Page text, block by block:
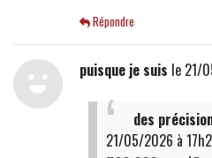
Répondre
puisque je suis le 21/
des
21/05/2026 à